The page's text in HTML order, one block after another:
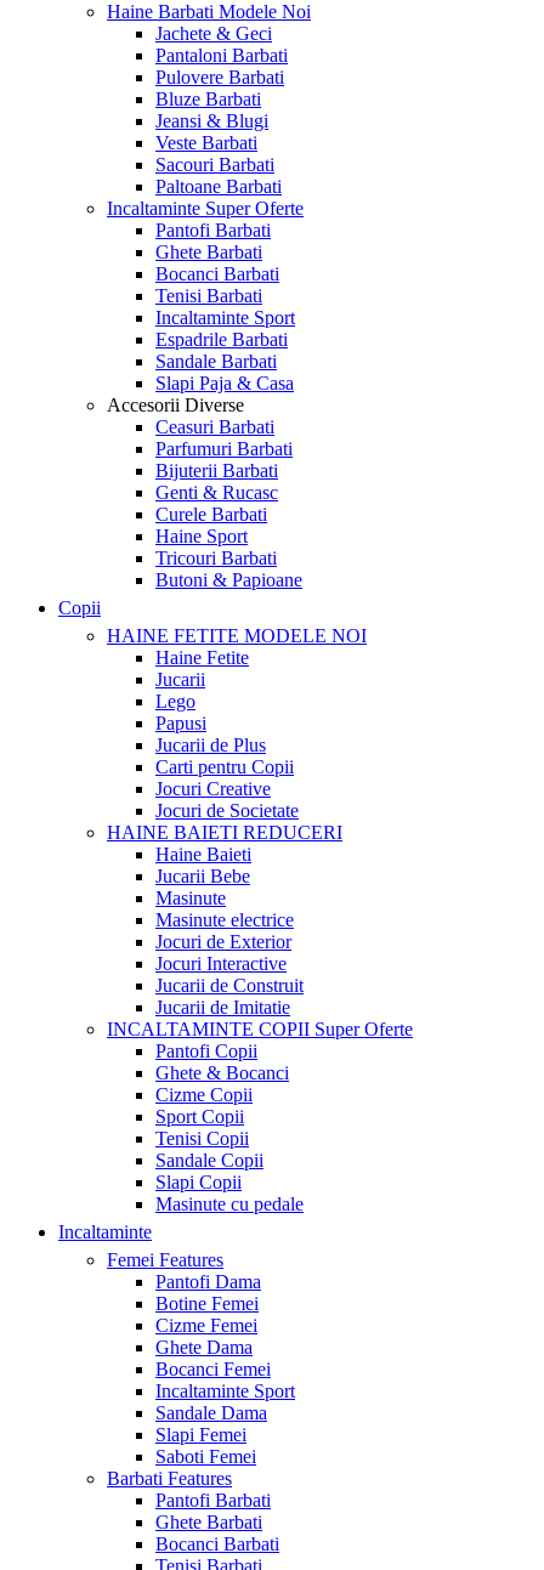
Haine Barbati Modele Noi
Jachete & Geci
Pantaloni Barbati
Pulovere Barbati
Bluze Barbati
Jeansi & Blugi
Veste Barbati
Sacouri Barbati
Paltoane Barbati
Incaltaminte Super Oferte
Pantofi Barbati
Ghete Barbati
Bocanci Barbati
Tenisi Barbati
Incaltaminte Sport
Espadrile Barbati
Sandale Barbati
Slapi Paja & Casa
Accesorii Diverse
Ceasuri Barbati
Parfumuri Barbati
Bijuterii Barbati
Genti & Rucasc
Curele Barbati
Haine Sport
Tricouri Barbati
Butoni & Papioane
Copii
HAINE FETITE MODELE NOI
Haine Fetite
Jucarii
Lego
Papusi
Jucarii de Plus
Carti pentru Copii
Jocuri Creative
Jocuri de Societate
HAINE BAIETI REDUCERI
Haine Baieti
Jucarii Bebe
Masinute
Masinute electrice
Jocuri de Exterior
Jocuri Interactive
Jucarii de Construit
Jucarii de Imitatie
INCALTAMINTE COPII Super Oferte
Pantofi Copii
Ghete & Bocanci
Cizme Copii
Sport Copii
Tenisi Copii
Sandale Copii
Slapi Copii
Masinute cu pedale
Incaltaminte
Femei Features
Pantofi Dama
Botine Femei
Cizme Femei
Ghete Dama
Bocanci Femei
Incaltaminte Sport
Sandale Dama
Slapi Femei
Saboti Femei
Barbati Features
Pantofi Barbati
Ghete Barbati
Bocanci Barbati
Tenisi Barbati